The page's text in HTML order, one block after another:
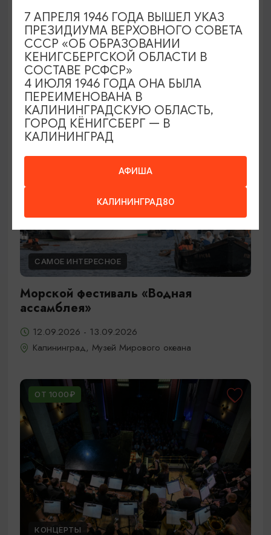
День города Советска
12.09.2026 - 13.09.2026
Советск, главные площадки города
БЕСПЛАТНО
САМОЕ ИНТЕРЕСНОЕ
Морской фестиваль «Водная
ассамблея»
12.09.2026 - 13.09.2026
Калининград, Музей Мирового океана
ОТ 1000₽
КОНЦЕРТЫ
АФИША
КАЛИНИНГРАД80
7 АПРЕЛЯ 1946 ГОДА ВЫШЕЛ УКАЗ
ПРЕЗИДИУМА ВЕРХОВНОГО СОВЕТА
СССР «ОБ ОБРАЗОВАНИИ
КЕНИГСБЕРГСКОЙ ОБЛАСТИ В
СОСТАВЕ РСФСР»
4 ИЮЛЯ 1946 ГОДА ОНА БЫЛА
ПЕРЕИМЕНОВАНА В
КАЛИНИНГРАДСКУЮ ОБЛАСТЬ,
ГОРОД КЁНИГСБЕРГ — В
КАЛИНИНГРАД